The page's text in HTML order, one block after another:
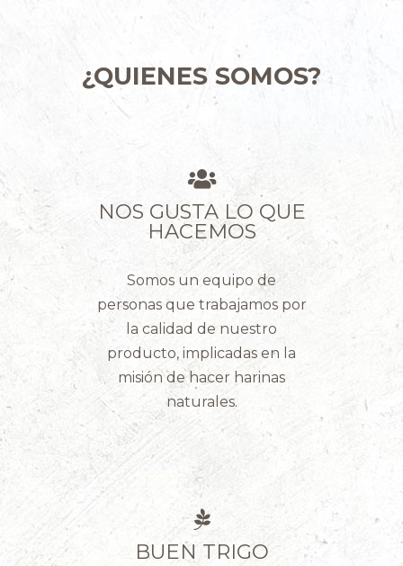
¿QUIENES SOMOS?
NOS GUSTA LO QUE
HACEMOS
Somos un equipo de
personas que trabajamos por
la calidad de nuestro
producto, implicadas en la
misión de hacer harinas
naturales.
BUEN TRIGO